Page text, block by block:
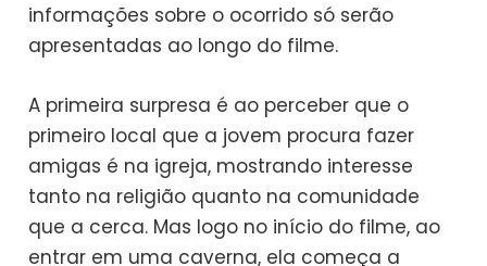
informações sobre o ocorrido só serão
apresentadas ao longo do filme.
A primeira surpresa é ao perceber que o
primeiro local que a jovem procura fazer
amigas é na igreja, mostrando interesse
tanto na religião quanto na comunidade
que a cerca. Mas logo no início do filme, ao
entrar em uma caverna, ela começa a